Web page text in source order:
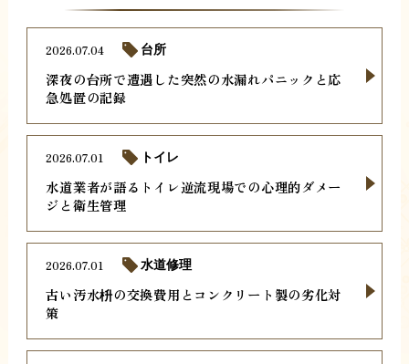
深夜の台所で遭遇した突然の水漏れパニックと応
急処置の記録
2026.07.04 台所
水道業者が語るトイレ逆流現場での心理的ダメー
ジと衛生管理
2026.07.01 トイレ
古い汚水枡の交換費用とコンクリート製の劣化対
策
2026.07.01 水道修理